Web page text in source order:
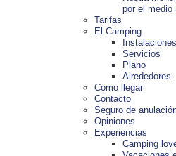
por el medio
Tarifas
El Camping
Instalaciones
Servicios
Plano
Alrededores
Cómo llegar
Contacto
Seguro de
Opiniones
Experiencias
Camping